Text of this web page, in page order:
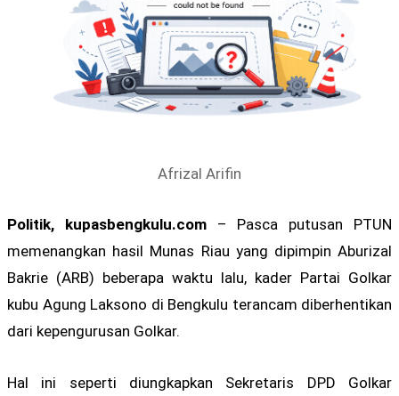
Afrizal Arifin
Politik, kupasbengkulu.com– Pasca putusan PTUN
memenangkan hasil Munas Riau yang dipimpin Aburizal
Bakrie (ARB) beberapa waktu lalu, kader Partai Golkar
kubu Agung Laksono di Bengkulu terancam diberhentikan
dari kepengurusan Golkar.
Hal ini seperti diungkapkan Sekretaris DPD Golkar